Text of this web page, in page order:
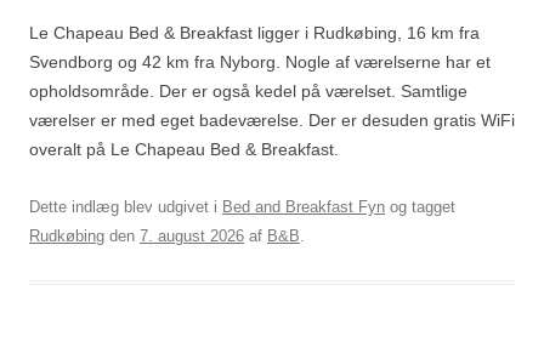
Le Chapeau Bed & Breakfast ligger i Rudkøbing, 16 km fra
Svendborg og 42 km fra Nyborg. Nogle af værelserne har et
opholdsområde. Der er også kedel på værelset. Samtlige
værelser er med eget badeværelse. Der er desuden gratis WiFi
overalt på Le Chapeau Bed & Breakfast.
Dette indlæg blev udgivet i Bed and Breakfast Fyn og tagget
Rudkøbing den 7. august 2026 af B&B.